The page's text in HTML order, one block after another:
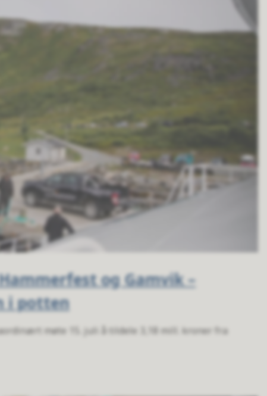
og Gamvik –
i potten
møte 15. juli å tildele 3,18 mill. kroner fra